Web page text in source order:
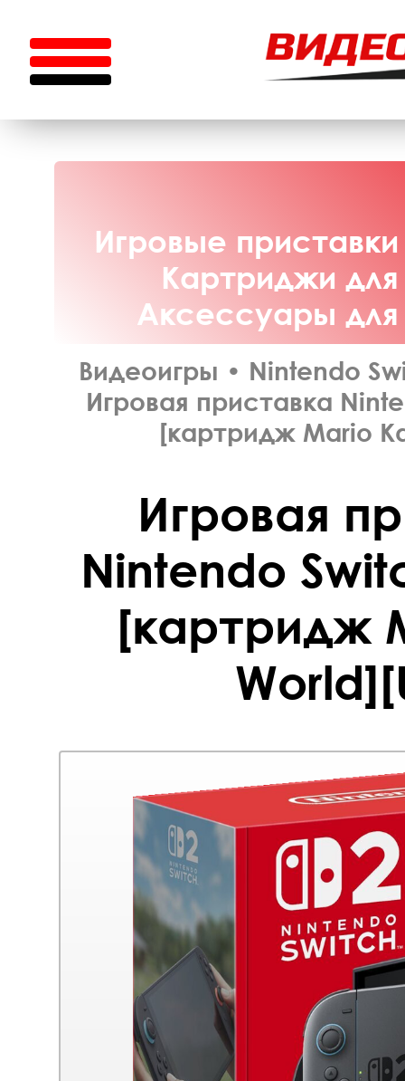
Игровые
Картриджи
Аксессуары для
Видеоигры • Nintendo
Игровая приставка
[картридж Mario
Игровая
Nintendo
[картридж